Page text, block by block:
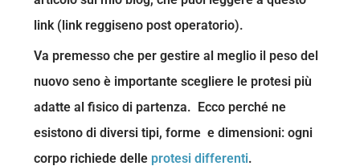
link (link reggiseno post operatorio).
Va premesso che per gestire al meglio il peso del
nuovo seno è importante scegliere le protesi più
adatte al fisico di partenza. Ecco perché ne
esistono di diversi tipi, forme e dimensioni: ogni
corpo richiede delle protesi differenti.